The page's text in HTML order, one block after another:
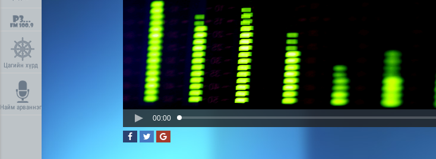
Цагийн хүрд
Найм арваннэг
00:00